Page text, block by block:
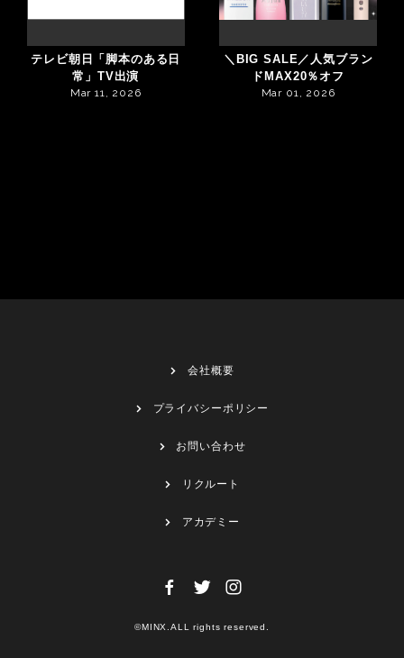
テレビ朝日「脚本のある日
常」TV出演
Mar 11, 2026
＼BIG SALE／人気ブラン
ドMAX20％オフ
Mar 01, 2026
会社概要
プライバシーポリシー
お問い合わせ
リクルート
アカデミー
©MINX.ALL rights reserved.